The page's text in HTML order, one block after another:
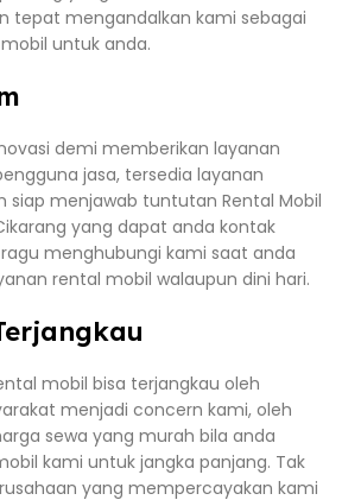
tepat mengandalkan kami sebagai
untuk anda.
demi memberikan layanan
jasa, tersedia layanan
siap menjawab tuntutan Rental Mobil
yang dapat anda kontak
menghubungi kami saat anda
rental mobil walaupun dini hari.
mobil bisa terjangkau oleh
menjadi concern kami, oleh
sewa yang murah bila anda
kami untuk jangka panjang. Tak
yang mempercayakan kami